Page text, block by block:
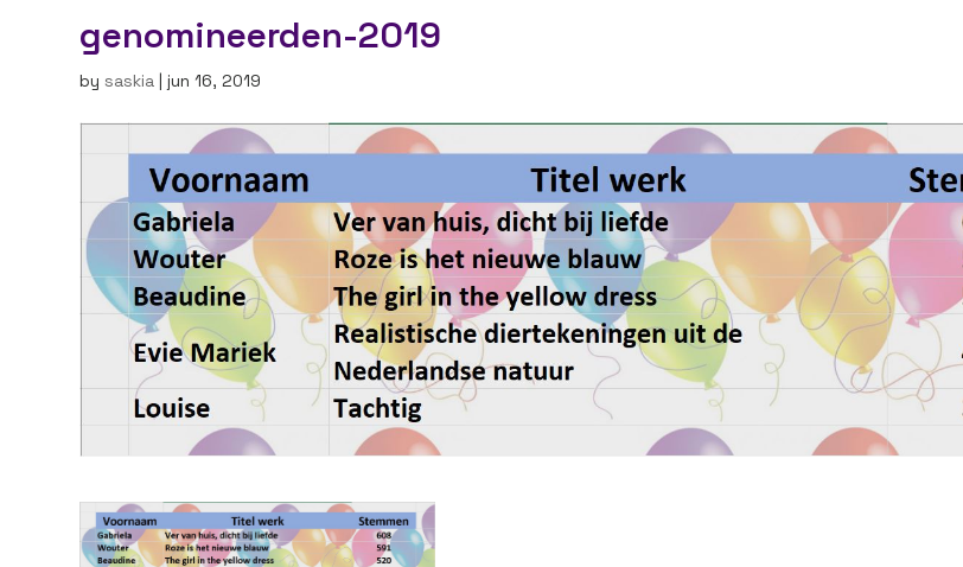
genomineerden-2019
bysaskia |jun 16, 2019